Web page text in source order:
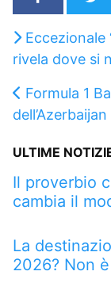
Eccezionale
rivela dove si
Formula 1
dell’Azerbaijan
ULTIME
Il proverbio
cambia il
La
2026? Non